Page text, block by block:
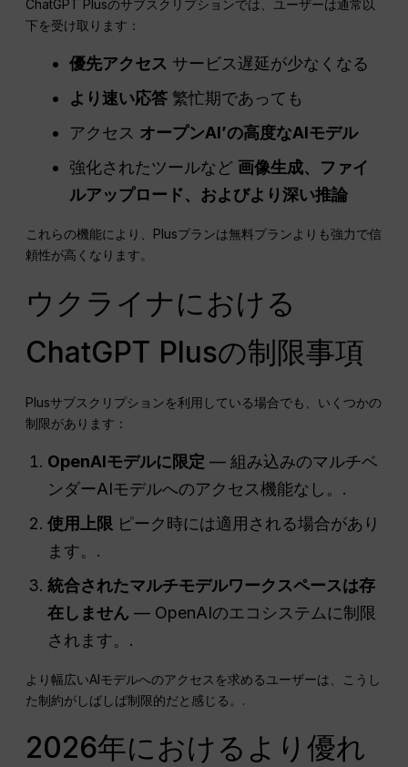
ChatGPT Plusのサブスクリプションでは、ユーザーは通常以
下を受け取ります：
優先アクセス サービス遅延が少なくなる
より速い応答 繁忙期であっても
アクセス オープンAI’の高度なAIモデル
強化されたツールなど 画像生成、ファイ
ルアップロード、およびより深い推論
これらの機能により、Plusプランは無料プランよりも強力で信
頼性が高くなります。⁠
ウクライナにおける
ChatGPT Plusの制限事項
Plusサブスクリプションを利用している場合でも、いくつかの
制限があります：
OpenAIモデルに限定 — 組み込みのマルチベ
ンダーAIモデルへのアクセス機能なし。.
使用上限 ピーク時には適用される場合があり
ます。.
統合されたマルチモデルワークスペースは存
在しません — OpenAIのエコシステムに制限
されます。.
より幅広いAIモデルへのアクセスを求めるユーザーは、こうし
た制約がしばしば制限的だと感じる。.
2026年におけるより優れ